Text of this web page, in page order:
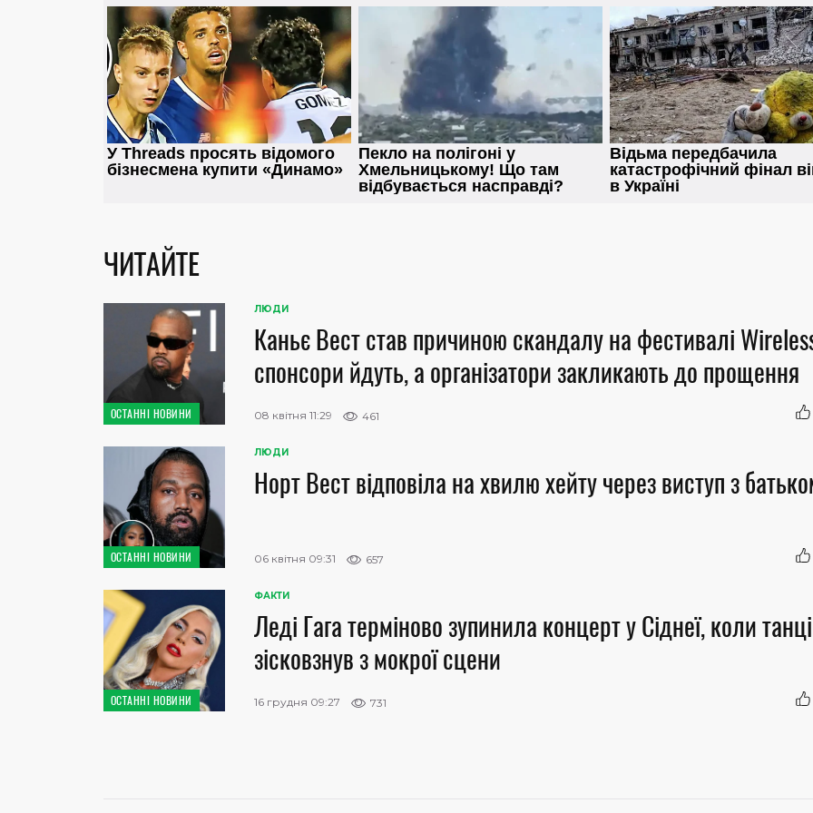
ЧИТАЙТЕ
ОСТАННІ НОВИНИ
ЛЮДИ
Каньє Вест став причиною скандалу на фестивалі
спонсори йдуть, а організатори закликають до прощення
08 квітня 11:29 461
ОСТАННІ НОВИНИ
ЛЮДИ
Норт Вест відповіла на хвилю хейту через виступ з
06 квітня 09:31 657
ОСТАННІ НОВИНИ
ФАКТИ
Леді Гага терміново зупинила концерт у Сіднеї, коли
зісковзнув з мокрої сцени
16 грудня 09:27 731